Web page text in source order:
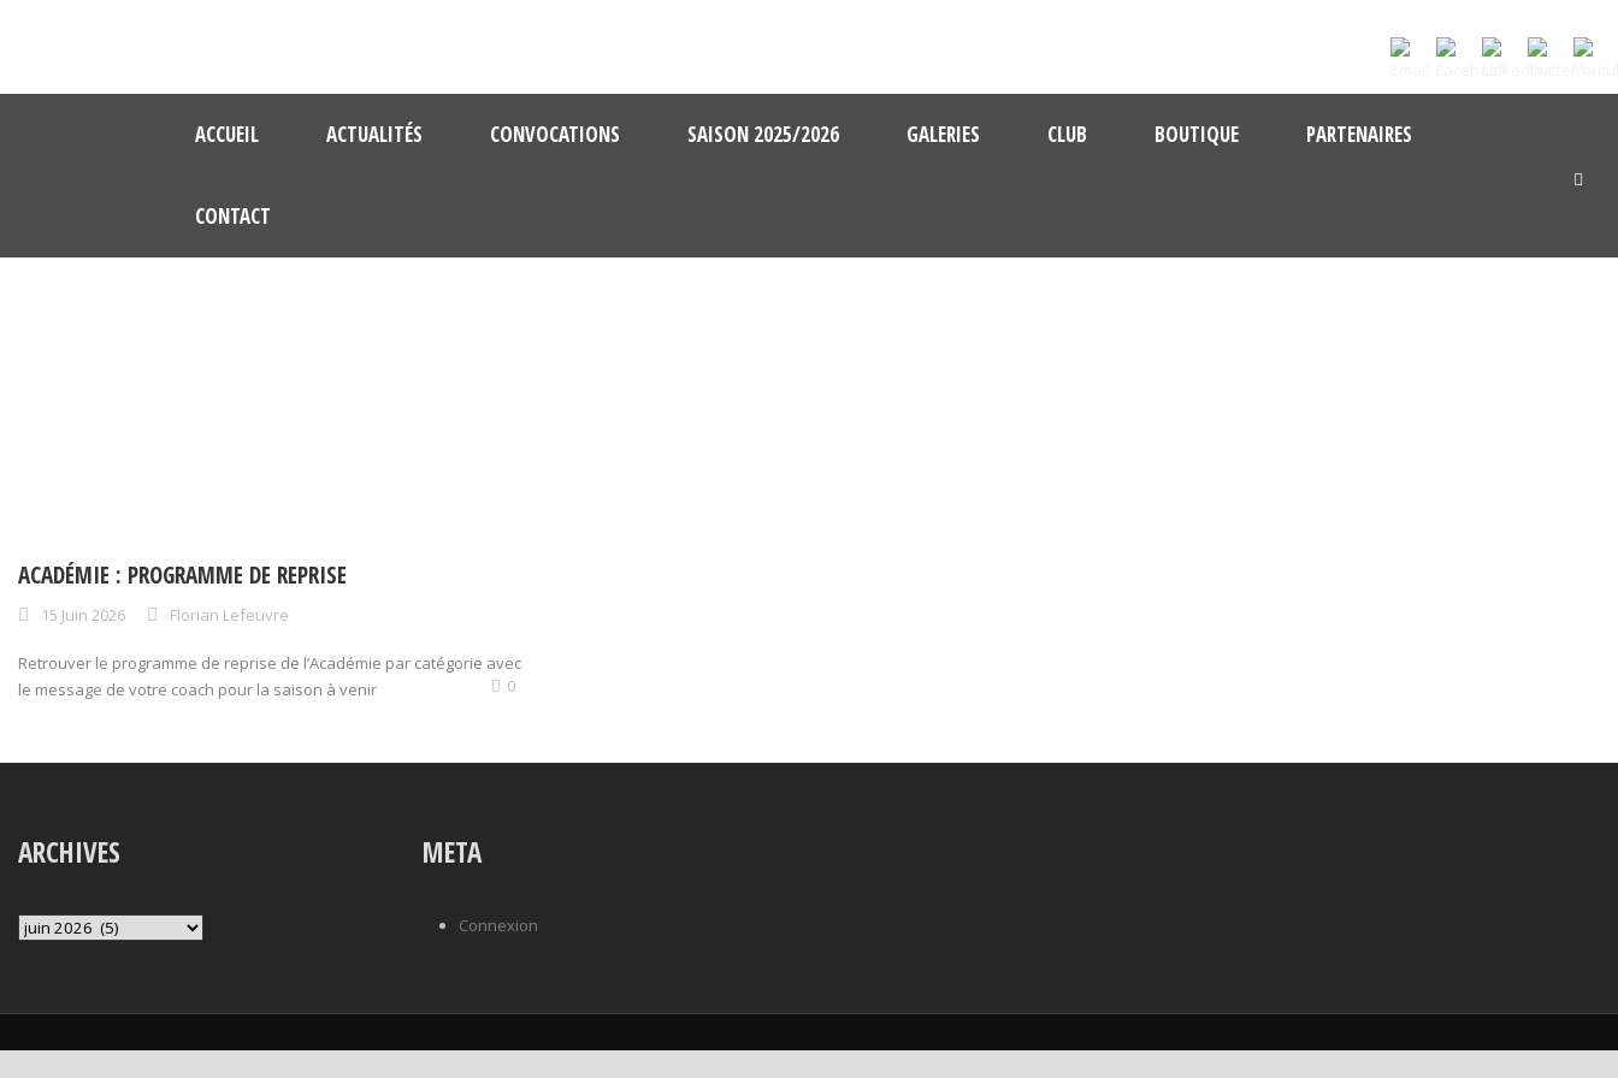
ACCUEIL ACTUALITÉS CONVOCATIONS SAISON 2025/2026 GALERIES CLUB BOUTIQUE PARTENAIRES
CONTACT
ACADÉMIE : PROGRAMME DE REPRISE
15 Juin 2026 Florian Lefeuvre
Retrouver le programme de reprise de l’Académie par catégorie avec
le message de votre coach pour la saison à venir
0
ARCHIVES
Archives
META
Connexion